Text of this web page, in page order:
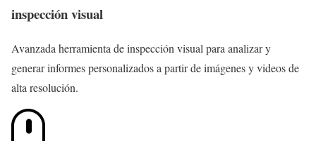
inspección visual
Avanzada herramienta de inspección visual para analizar y
generar informes personalizados a partir de imágenes y videos de
alta resolución.